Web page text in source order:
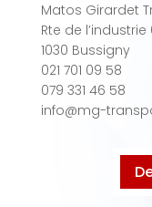
Matos Girardet
Rte de l’industrie
1030 Bussigny
021 701 09 58
079 331 46 58
info@mg-